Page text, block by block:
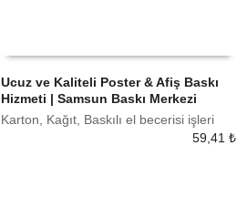
Ucuz ve Kaliteli Poster & Afiş Baskı
Hizmeti | Samsun Baskı Merkezi
Karton, Kağıt, Baskılı el becerisi işleri
59,41₺